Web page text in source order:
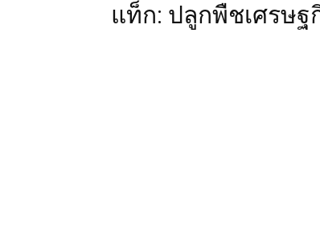
แท็ก: ปลูกพืชเศรษฐ